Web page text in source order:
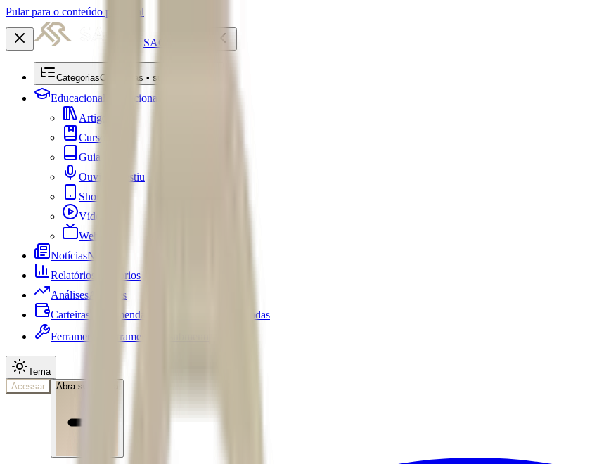
Pular para o conteúdo principal
SACRE
CategoriasCategorias • submenu
Educacional
Educacional
Artigos
Cursos
Guias
Ouviu Investiu
Shorts
Vídeos
Webséries
NotíciasNotícias
Relatórios
Relatórios
Análises Análises
Carteiras Recomendadas
Carteiras Recomendadas
Ferramentas
Ferramentas • submenu
Tema
Acessar
Abra sua conta